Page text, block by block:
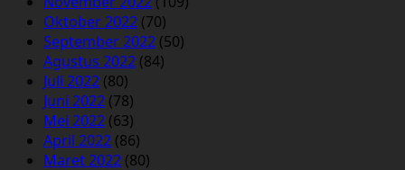
Oktober 2022 (70)
September 2022 (50)
Agustus 2022 (84)
Juli 2022 (80)
Juni 2022 (78)
Mei 2022 (63)
April 2022 (86)
Maret 2022 (80)